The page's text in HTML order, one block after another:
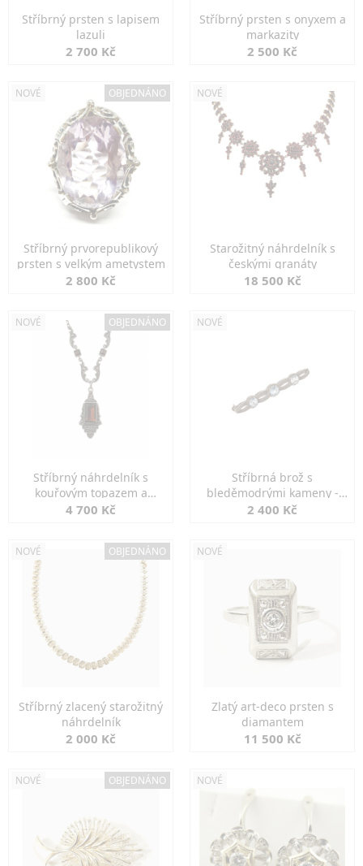
Stříbrný prsten s lapisem
lazuli
2 700 Kč
Stříbrný prsten s onyxem a
markazity
2 500 Kč
NOVÉ OBJEDNÁNO
Stříbrný prvorepublikový
prsten s velkým ametystem
2 800 Kč
NOVÉ
Starožitný náhrdelník s
českými granáty
18 500 Kč
NOVÉ OBJEDNÁNO
Stříbrný náhrdelník s
kouřovým topazem a
markazity
4 700 Kč
NOVÉ
Stříbrná brož s
bleděmodrými kameny -
jemná elegance
2 400 Kč
NOVÉ OBJEDNÁNO
Stříbrný zlacený starožitný
náhrdelník
2 000 Kč
NOVÉ
Zlatý art-deco prsten s
diamantem
11 500 Kč
NOVÉ OBJEDNÁNO NOVÉ